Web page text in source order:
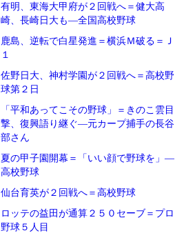
有明、東海大甲府が２回戦へ＝健大高
崎、長崎日大も―全国高校野球
鹿島、逆転で白星発進＝横浜Ｍ破る＝Ｊ
１
佐野日大、神村学園が２回戦へ＝高校野
球第２日
「平和あってこその野球」＝きのこ雲目
撃、復興語り継ぐ―元カープ捕手の長谷
部さん
夏の甲子園開幕＝「いい顔で野球を」―
高校野球
仙台育英が２回戦へ＝高校野球
ロッテの益田が通算２５０セーブ＝プロ
野球５人目